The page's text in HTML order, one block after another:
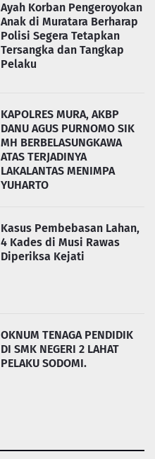
Ayah Korban Pengeroyokan
Anak di Muratara Berharap
Polisi Segera Tetapkan
Tersangka dan Tangkap
Pelaku
KAPOLRES MURA, AKBP
DANU AGUS PURNOMO SIK
MH BERBELASUNGKAWA
ATAS TERJADINYA
LAKALANTAS MENIMPA
YUHARTO
Kasus Pembebasan Lahan,
4 Kades di Musi Rawas
Diperiksa Kejati
OKNUM TENAGA PENDIDIK
DI SMK NEGERI 2 LAHAT
PELAKU SODOMI.